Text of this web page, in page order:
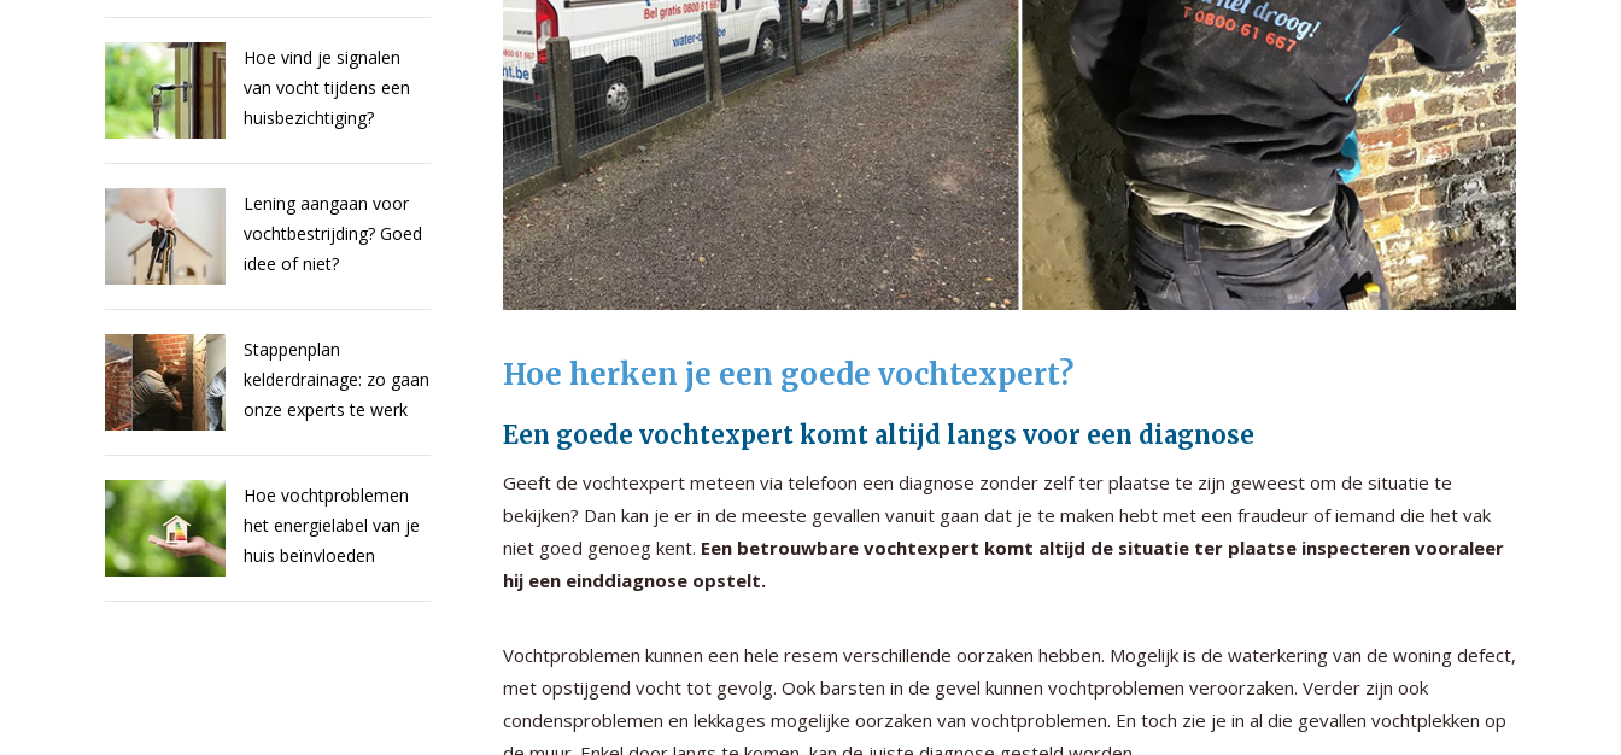
Hoe vind je signalen
van vocht tijdens een
huisbezichtiging?
Lening aangaan voor
vochtbestrijding? Goed
idee of niet?
Stappenplan
kelderdrainage: zo gaan
onze experts te werk
Hoe vochtproblemen
het energielabel van je
huis beïnvloeden
Hoe herken je een goede vochtexpert?
Een goede vochtexpert komt altijd langs voor een diagnose
Geeft de vochtexpert meteen via telefoon een diagnose zonder zelf ter plaatse te zijn geweest om de situatie te
bekijken? Dan kan je er in de meeste gevallen vanuit gaan dat je te maken hebt met een fraudeur of iemand die het vak
niet goed genoeg kent. Een betrouwbare vochtexpert komt altijd de situatie ter plaatse inspecteren vooraleer
hij een einddiagnose opstelt.
Vochtproblemen kunnen een hele resem verschillende oorzaken hebben. Mogelijk is de waterkering van de woning defect,
met opstijgend vocht tot gevolg. Ook barsten in de gevel kunnen vochtproblemen veroorzaken. Verder zijn ook
condensproblemen en lekkages mogelijke oorzaken van vochtproblemen. En toch zie je in al die gevallen vochtplekken op